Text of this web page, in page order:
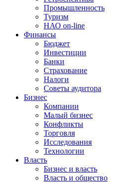
Промышленность
Туризм
НАО on-line
Финансы
Бюджет
Инвестиции
Банки
Страхование
Налоги
Советы аудитора
Бизнес
Компании
Малый бизнес
Конфликты
Торговля
Исследования
Технологии
Власть
Бизнес и власть
Власть и общество